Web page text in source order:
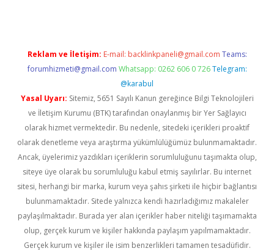
Reklam ve İletişim: E-mail: backlinkpaneli@gmail.com Teams:
forumhizmeti@gmail.com Whatsapp: 0262 606 0 726 Telegram:
@karabul
Yasal Uyarı: Sitemiz, 5651 Sayılı Kanun gereğince Bilgi Teknolojileri
ve İletişim Kurumu (BTK) tarafından onaylanmış bir Yer Sağlayıcı
olarak hizmet vermektedir. Bu nedenle, sitedeki içerikleri proaktif
olarak denetleme veya araştırma yükümlülüğümüz bulunmamaktadır.
Ancak, üyelerimiz yazdıkları içeriklerin sorumluluğunu taşımakta olup,
siteye üye olarak bu sorumluluğu kabul etmiş sayılırlar. Bu internet
sitesi, herhangi bir marka, kurum veya şahıs şirketi ile hiçbir bağlantısı
bulunmamaktadır. Sitede yalnızca kendi hazırladığımız makaleler
paylaşılmaktadır. Burada yer alan içerikler haber niteliği taşımamakta
olup, gerçek kurum ve kişiler hakkında paylaşım yapılmamaktadır.
Gerçek kurum ve kişiler ile isim benzerlikleri tamamen tesadüfidir.